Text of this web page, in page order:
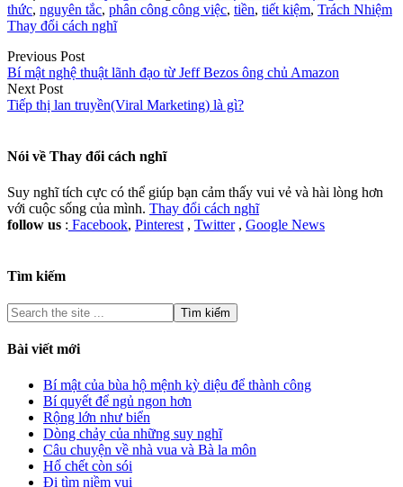
thức, nguyên tắc, phân công công việc, tiền, tiết kiệm, Trách Nhiệm
Thay đổi cách nghĩ
Previous Post
Bí mật nghệ thuật lãnh đạo từ Jeff Bezos ông chủ Amazon
Next Post
Tiếp thị lan truyền(Viral Marketing) là gì?
Nói về Thay đổi cách nghĩ
Suy nghĩ tích cực có thể giúp bạn cảm thấy vui vẻ và hài lòng hơn
với cuộc sống của mình. Thay đổi cách nghĩ
follow us : Facebook, Pinterest , Twitter, Google News
Tìm kiếm
Bài viết mới
Bí mật của bùa hộ mệnh kỳ diệu để thành công
Bí quyết để ngủ ngon hơn
Rộng lớn như biển
Dòng chảy của những suy nghĩ
Câu chuyện về nhà vua và Bà la môn
Hổ chết còn sói
Đi tìm niềm vui